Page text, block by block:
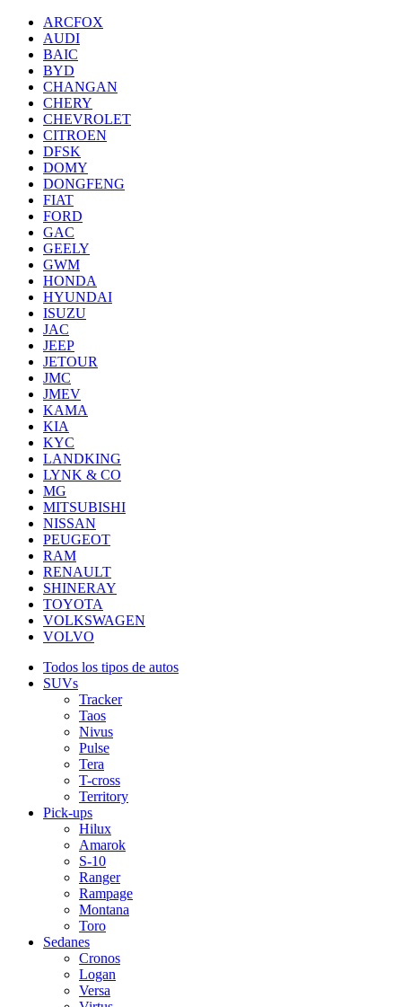
ARCFOX
AUDI
BAIC
BYD
CHANGAN
CHERY
CHEVROLET
CITROEN
DFSK
DOMY
DONGFENG
FIAT
FORD
GAC
GEELY
GWM
HONDA
HYUNDAI
ISUZU
JAC
JEEP
JETOUR
JMC
JMEV
KAMA
KIA
KYC
LANDKING
LYNK & CO
MG
MITSUBISHI
NISSAN
PEUGEOT
RAM
RENAULT
SHINERAY
TOYOTA
VOLKSWAGEN
VOLVO
Todos los tipos de autos
SUVs
Tracker
Taos
Nivus
Pulse
Tera
T-cross
Territory
Pick-ups
Hilux
Amarok
S-10
Ranger
Rampage
Montana
Toro
Sedanes
Cronos
Logan
Versa